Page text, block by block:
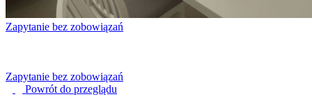
Zapytanie bez zobowiązań
Zapytanie bez zobowiązań
Powrót do przeglądu